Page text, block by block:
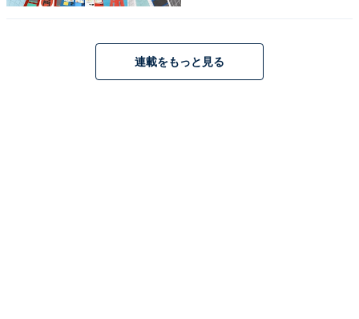
連載をもっと見る